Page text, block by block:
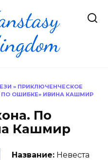
» ПРИКЛЮЧЕНЧЕСКОЕ
ПО ОШИБКЕ» ИВИНА КАШМИР
По
Кашмир
Название: Невеста